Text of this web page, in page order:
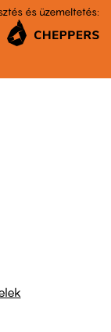
és üzemeltetés: